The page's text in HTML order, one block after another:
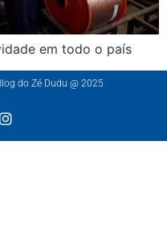
em todo o país
do Zé Dudu @ 2025